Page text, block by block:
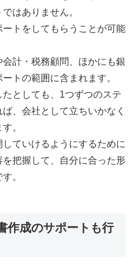
はありません。
トをしてもらうことが可能
計・税務顧問、ほかにも銀
トの範囲に含まれます。
としても、1つずつのステ
、会社として立ちいかなく
。
ていけるようにするために
把握して、自分に合った形
。
作成のサポートも行